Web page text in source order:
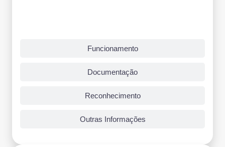
Funcionamento
Documentação
Reconhecimento
Outras Informações